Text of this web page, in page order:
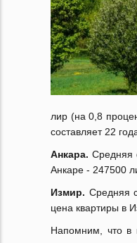
лир (на 0,8
составляет 22
Анкара. Средняя
Анкаре - 247500
Измир. Средняя
цена квартиры в
Напомним, что в